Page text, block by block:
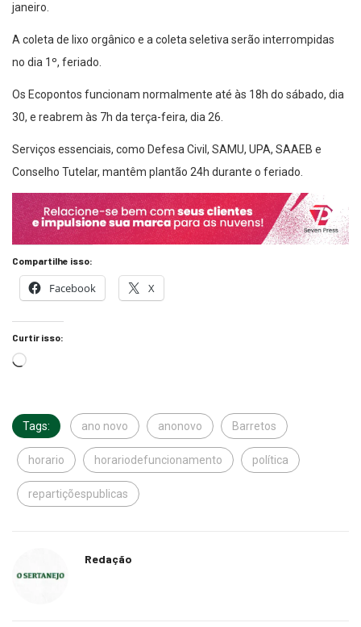
janeiro.
A coleta de lixo orgânico e a coleta seletiva serão interrompidas
no dia 1º, feriado.
Os Ecopontos funcionam normalmente até às 18h do sábado, dia
30, e reabrem às 7h da terça-feira, dia 26.
Serviços essenciais, como Defesa Civil, SAMU, UPA, SAAEB e
Conselho Tutelar, mantêm plantão 24h durante o feriado.
Compartilhe isso:
Facebook X
Curtir isso:
Tags: ano novo anonovo Barretos
horario horariodefuncionamento política
repartiçõespublicas
Redação